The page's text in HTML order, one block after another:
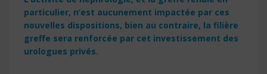
particulier, n’est aucunement impactée par ces
nouvelles dispositions, bien au contraire, la filière
greffe sera renforcée par cet investissement des
urologues privés.